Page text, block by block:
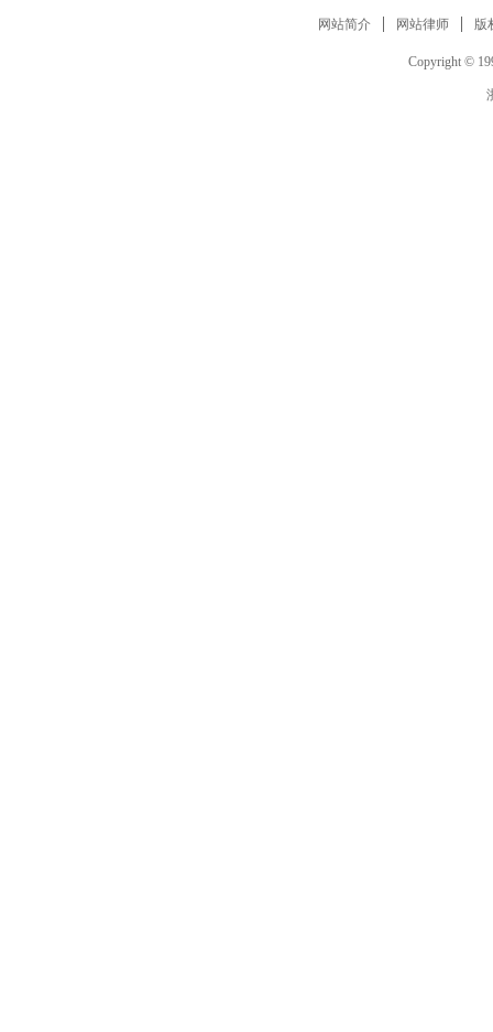
网站简介 网站律师 版
Copyright ©